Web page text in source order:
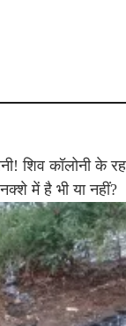
शिव कॉलोनी के
में है भी या नहीं?